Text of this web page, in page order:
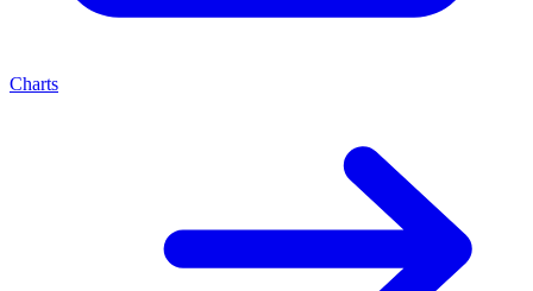
Charts